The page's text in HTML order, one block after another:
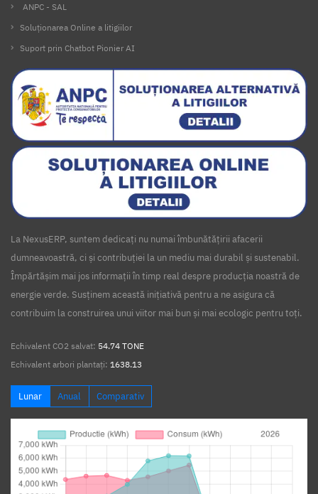
ANPC - SAL
Soluționarea Online a litigiilor
Suport prin Chatbot Pionier AI
La NexusERP, suntem dedicați nu numai îmbunătățirii afacerii
dumneavoastră, ci și contribuției la un mediu mai durabil și sustenabil.
Împărtășim mai jos informații în timp real despre producția noastră de
energie verde. Susținem această inițiativă pentru a ne asigura că
contribuim la construirea unui viitor mai bun și mai ecologic pentru toți.
Echivalent CO2 salvat: 54.74 TONE
Echivalent arbori plantați: 1638.13
Lunar Anual Comparativ